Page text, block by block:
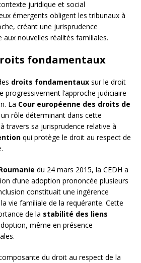
juridique et social
émergents obligent les tribunaux à
créant une jurisprudence
aux nouvelles réalités familiales.
fondamentaux
droits fondamentaux sur le droit
l’approche judiciaire
La Cour européenne des droits de
rôle déterminant dans cette
travers sa jurisprudence relative à
qui protège le droit au respect de
du 24 mars 2015, la CEDH a
d’une adoption prononcée plusieurs
constituait une ingérence
vie familiale de la requérante. Cette
de la stabilité des liens
même en présence
du droit au respect de la